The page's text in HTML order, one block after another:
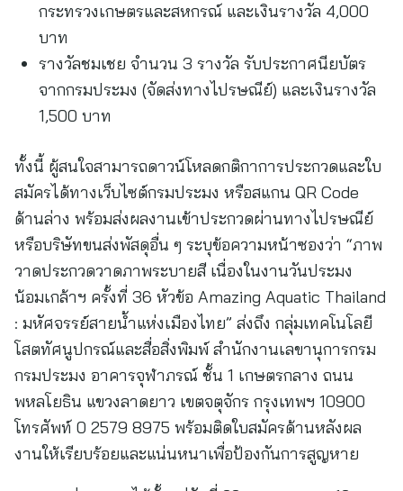
กระทรวงเกษตรและสหกรณ์ และเงินรางวัล 4,000
บาท
รางวัลชมเชย จำนวน 3 รางวัล รับประกาศนียบัตร
จากกรมประมง (จัดส่งทางไปรษณีย์) และเงินรางวัล
1,500 บาท
ทั้งนี้ ผู้สนใจสามารถดาวน์โหลดกติกาการประกวดและใบ
สมัครได้ทางเว็บไซต์กรมประมง หรือสแกน QR Code
ด้านล่าง พร้อมส่งผลงานเข้าประกวดผ่านทางไปรษณีย์
หรือบริษัทขนส่งพัสดุอื่น ๆ ระบุข้อความหน้าซองว่า “ภาพ
วาดประกวดวาดภาพระบายสี เนื่องในงานวันประมง
น้อมเกล้าฯ ครั้งที่ 36 หัวข้อ Amazing Aquatic Thailand
: มหัศจรรย์สายน้ำแห่งเมืองไทย” ส่งถึง กลุ่มเทคโนโลยี
โสตทัศนูปกรณ์และสื่อสิ่งพิมพ์ สำนักงานเลขานุการกรม
กรมประมง อาคารจุฬาภรณ์ ชั้น 1 เกษตรกลาง ถนน
พหลโยธิน แขวงลาดยาว เขตจตุจักร กรุงเทพฯ 10900
โทรศัพท์ 0 2579 8975 พร้อมติดใบสมัครด้านหลังผล
งานให้เรียบร้อยและแน่นหนาเพื่อป้องกันการสูญหาย